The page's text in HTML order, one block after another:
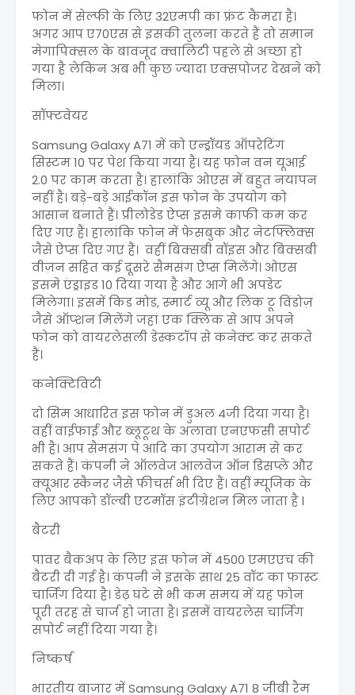
फोन में सेल्फी के लिए 32एमपी का फ्रंट कैमरा है।
अगर आप ए70एस से इसकी तुलना करते हैं तो समान
मेगापिक्सल के बावजूद क्वालिटी पहले से अच्छा हो
गया है लेकिन अब भी कुछ ज्यादा एक्सपोजर देखने को
मिला।
सॉफ्टवेयर
Samsung Galaxy A71 में को एन्ड्रॉयड ऑपरेटिंग
सिस्टम 10 पर पेश किया गया है। यह फोन वन यूआई
2.0 पर काम करता है। हालांकि ओएस में बहुत नयापन
नहीं है। बड़े-बड़े आईकॉन इस फोन के उपयोग को
आसान बनाते हैं। प्रीलोडेड ऐप्स इसमे काफी कम कर
दिए गए हैं। हालांकि फोन में फेसबुक और नेटफ्लिक्स
जैसे ऐप्स दिए गए हैं। वहीं बिक्सबी वॉइस और बिक्सबी
वीज़न सहित कई दूसरे सैमसंग ऐप्स मिलेंगे। ओएस
इसमे एंड्राइड 10 दिया गया है और आगे भी अपडेट
मिलेगा। इसमें किड मोड, स्मार्ट व्यू और लिंक टू विंडोज़
जैसे ऑप्शन मिलेंगे जहां एक क्लिक से आप अपने
फोन को वायरलेसली डेस्कटॉप से कनेक्ट कर सकते
हैं।
कनेक्टिविटी
दो सिम आधारित इस फोन में डुअल 4जी दिया गया है।
वहीं वाईफाई और ब्लूटूथ के अलावा एनएफसी सपोर्ट
भी है। आप सैमसंग पे आदि का उपयोग आराम से कर
सकते हैं। कंपनी ने ऑलवेज आलवेज ऑन डिसप्ले और
क्यूआर स्कैनर जैसे फीचर्स भी दिए हैं। वहीं म्यूजिक के
लिए आपको डॉल्बी एटमॉस इंटीग्रेशन मिल जाता है l
बैटरी
पावर बैकअप के लिए इस फोन में 4500 एमएएच की
बैटरी दी गई है। कंपनी ने इसके साथ 25 वॉट का फास्ट
चार्जिंग दिया है। डेढ़ घंटे से भी कम समय में यह फोन
पूरी तरह से चार्ज हो जाता है। इसमें वायरलेस चार्जिंग
सपोर्ट नहीं दिया गया है।
निष्कर्ष
भारतीय बाजार में Samsung Galaxy A71 8 जीबी रैम